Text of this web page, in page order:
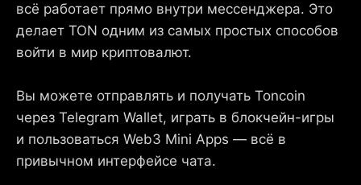
всё работает прямо внутри мессенджера. Это
делает TON одним из самых простых способов
войти в мир криптовалют.
Вы можете отправлять и получать Toncoin
через Telegram Wallet, играть в блокчейн-игры
и пользоваться Web3 Mini Apps — всё в
привычном интерфейсе чата.